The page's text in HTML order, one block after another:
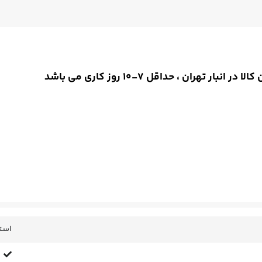
، حداقل 7-10 روز کاری می باشد